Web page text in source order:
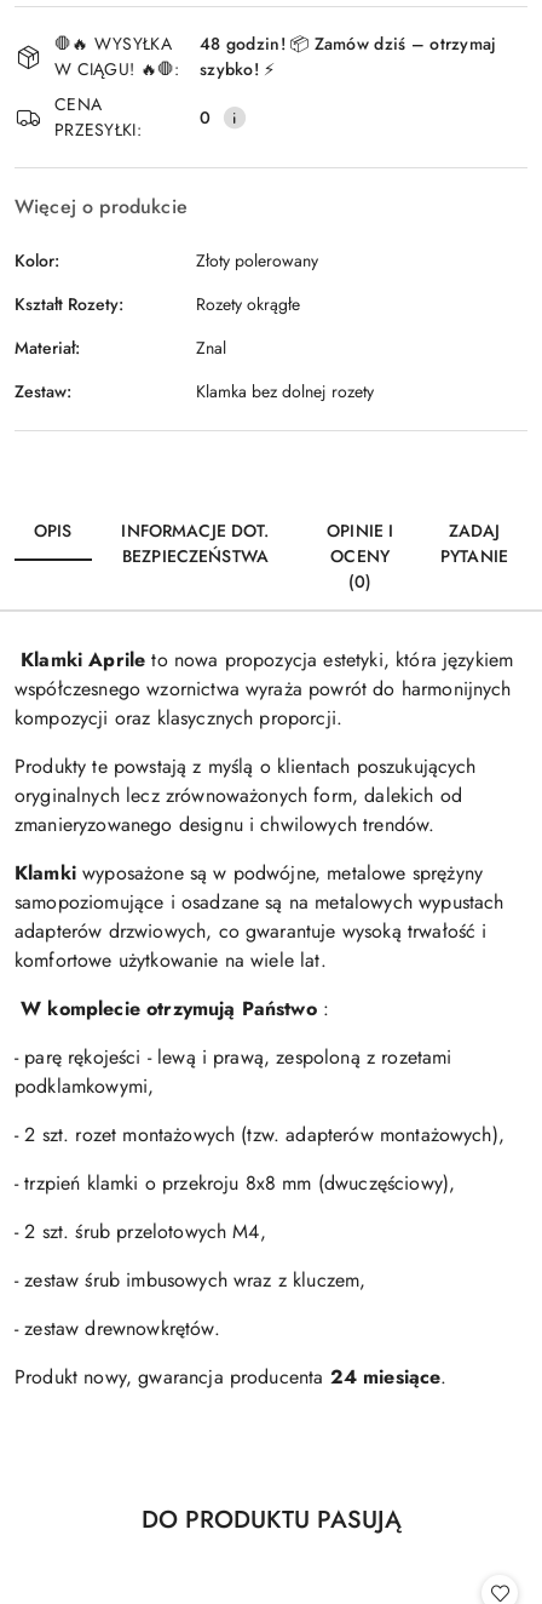
Wyślij
i
dostawa
🛑🔥 WYSYŁKA
W CIĄGU! 🔥🛑:
48 godzin! 📦 Zamów dziś – otrzymaj
szybko! ⚡
CENA
PRZESYŁKI:
0
Więcej o produkcie
Kolor:
Złoty polerowany
Kształt Rozety:
Rozety okrągłe
Materiał:
Znal
Zestaw:
Klamka bez dolnej rozety
OPIS
INFORMACJE DOT.
BEZPIECZEŃSTWA
OPINIE I
OCENY
(0)
ZADAJ
PYTANIE
Klamki Aprile to nowa propozycja estetyki, która językiem
współczesnego wzornictwa wyraża powrót do harmonijnych
kompozycji oraz klasycznych proporcji.
Produkty te powstają z myślą o klientach poszukujących
oryginalnych lecz zrównoważonych form, dalekich od
zmanieryzowanego designu i chwilowych trendów.
Klamkiwyposażone są w podwójne, metalowe sprężyny
samopoziomujące i osadzane są na metalowych wypustach
adapterów drzwiowych, co gwarantuje wysoką trwałość i
komfortowe użytkowanie na wiele lat.
W komplecie otrzymują Państwo:
- parę rękojeści - lewą i prawą, zespoloną z rozetami
podklamkowymi,
- 2 szt. rozet montażowych (tzw. adapterów montażowych),
- trzpień klamki o przekroju 8x8 mm (dwuczęściowy),
- 2 szt. śrub przelotowych M4,
- zestaw śrub imbusowych wraz z kluczem,
- zestaw drewnowkrętów.
Produkt nowy, gwarancja producenta 24 miesiące.
Pomiń karuzelę produktów
Produkty
DO PRODUKTU PASUJĄ